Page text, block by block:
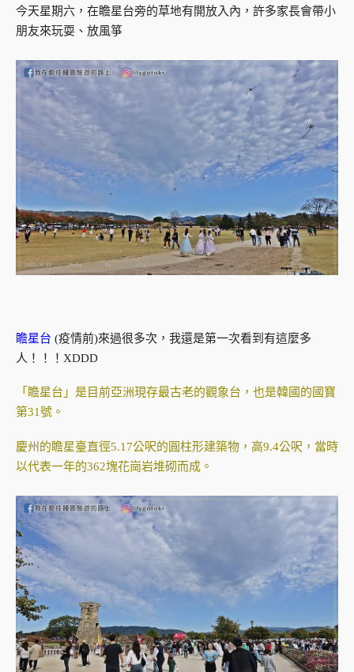
今天星期六，在瞻星台旁的草地有開放入內，許多家長會帶小
朋友來玩耍、放風箏
瞻星台 (疫情前)來過很多次，我還是第一次看到有這麼多
人！！！XDDD
「瞻星台」是目前亞洲現存最古老的觀象台，也是韓國的國寶
第31號。
慶州的瞻星臺直徑5.17公呎的圓柱形建築物，高9.4公呎，當時
以代表一年的362塊花崗岩堆砌而成。